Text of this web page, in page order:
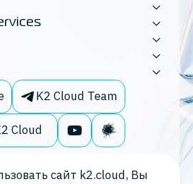
K2 Cloud Team
Cloud
сайт k2.cloud, Вы